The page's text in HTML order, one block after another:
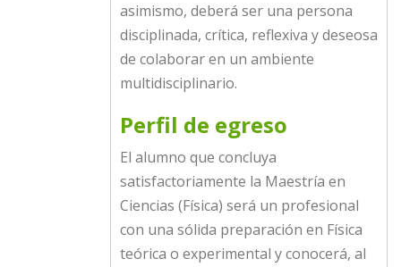
asimismo, deberá ser una persona
disciplinada, crítica, reflexiva y deseosa
de colaborar en un ambiente
multidisciplinario.
Perfil de egreso
El alumno que concluya
satisfactoriamente la Maestría en
Ciencias (Física) será un profesional
con una sólida preparación en Física
teórica o experimental y conocerá, al